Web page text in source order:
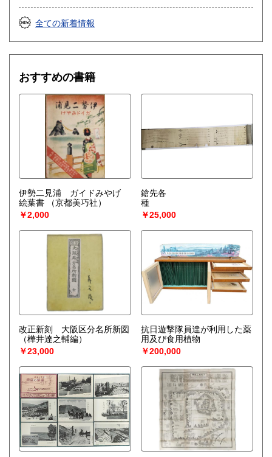
全ての新着情報
おすすめの書籍
伊勢二見浦 ガイドみやげ
絵葉書
（京都美巧社）
￥2,000
鎗先各
種
￥25,000
改正新刻 大阪区分名所新図
（樺井達之輔編）
￥23,000
抗日遊撃隊員達が利用した薬
用及び食用植物
￥200,000